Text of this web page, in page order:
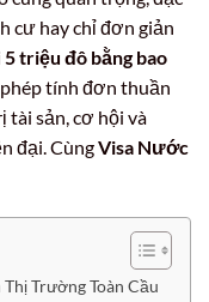
cư hay chỉ đơn giản
5 triệu đô bằng bao
tính đơn thuần
tài sản, cơ hội và
đại. CùngVisa Nước
Trường Toàn Cầu